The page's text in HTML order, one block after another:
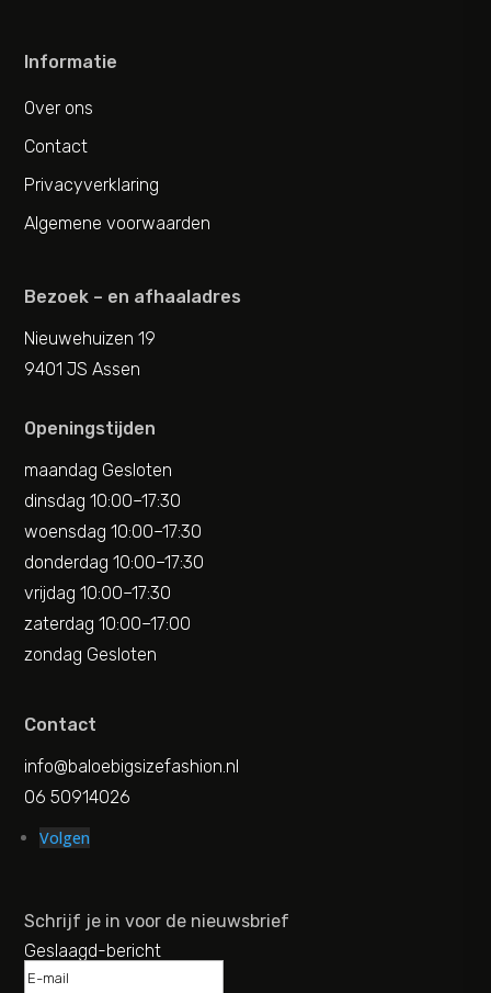
Informatie
Over ons
Contact
Privacyverklaring
Algemene voorwaarden
Bezoek – en afhaaladres
Nieuwehuizen 19
9401 JS Assen
Openingstijden
maandag Gesloten
dinsdag 10:00–17:30
woensdag 10:00–17:30
donderdag 10:00–17:30
vrijdag 10:00–17:30
zaterdag 10:00–17:00
zondag Gesloten
Contact
info@baloebigsizefashion.nl
06 50914026
Volgen
Schrijf je in voor de nieuwsbrief
Geslaagd-bericht